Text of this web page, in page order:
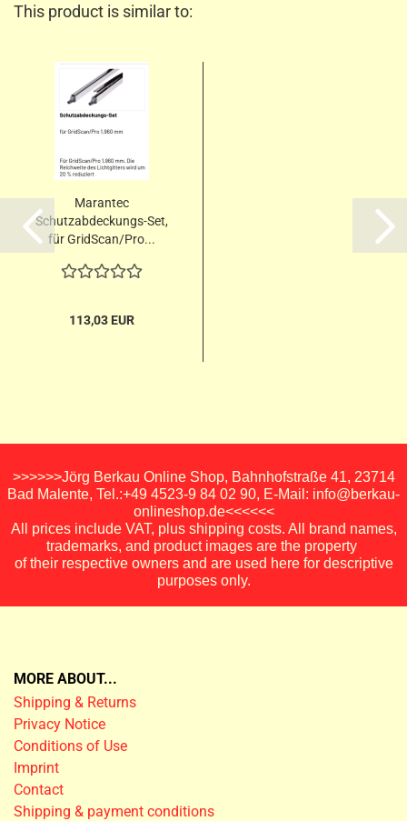
This product is similar to:
Marantec
Schutzabdeckungs-Set,
für GridScan/Pro...
113,03 EUR
>>>>>>Jörg Berkau Online Shop, Bahnhofstraße 41, 23714
Bad Malente, Tel.:+49 4523-9 84 02 90, E-Mail: info@berkau-
onlineshop.de<<<<<<
All prices include VAT, plus shipping costs. All brand names,
trademarks, and product images are the property
of their respective owners and are used here for descriptive
purposes only.
MORE ABOUT...
Shipping & Returns
Privacy Notice
Conditions of Use
Imprint
Contact
Shipping & payment conditions